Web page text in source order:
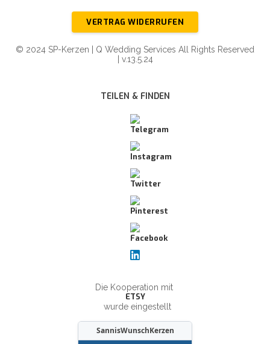
VERTRAG WIDERRUFEN
© 2024 SP-Kerzen | Q Wedding Services All Rights Reserved
| v.13.5.24
TEILEN & FINDEN
Die Kooperation mit
ETSY
wurde eingestellt
SannisWunschKerzen